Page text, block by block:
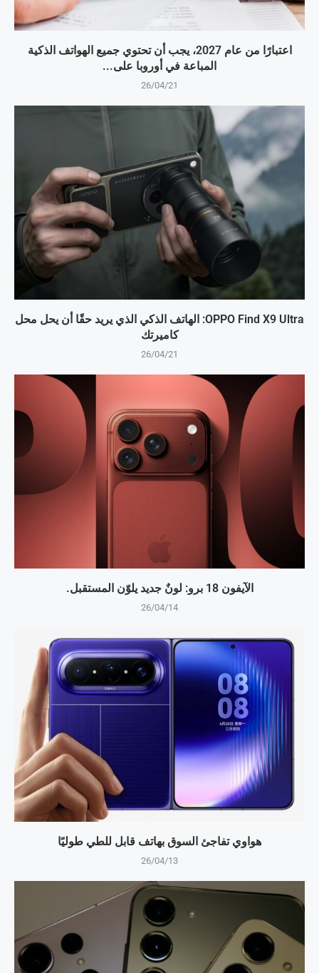
اعتبارًا من عام 2027، يجب أن تحتوي جميع الهواتف الذكية
المباعة في أوروبا على...
26/04/21
OPPO Find X9 Ultra: الهاتف الذكي الذي يريد حقًا أن يحل محل
كاميرتك
26/04/21
الآيفون 18 برو: لونٌ جديد يلوّن المستقبل.
26/04/14
هواوي تفاجئ السوق بهاتف قابل للطي طوليًا
26/04/13